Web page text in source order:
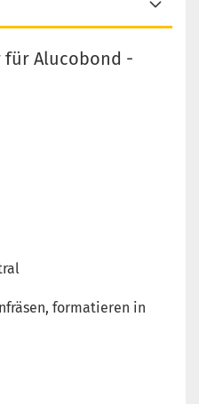
für Alucobond -
formatieren in